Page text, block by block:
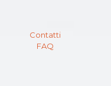
Contatti
FAQ